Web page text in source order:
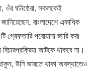
, ওঁরঘনিষ্ঠেরা, সকলকেই
জানিয়েছেন, বাংলাদেশেএকাধিক
টিগ্রেফতারিপরোয়ানাজারিকরা
বিচারপ্রক্রিয়াআটকেথাকবেনা।
, উনিভারতেথাকাঅবস্থাতেও